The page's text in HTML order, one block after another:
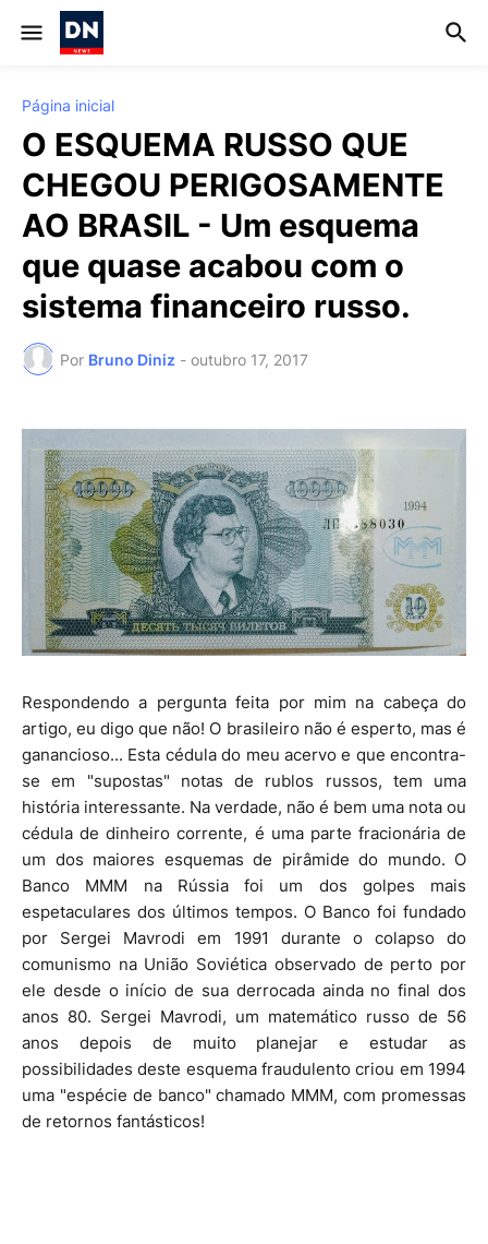
Página inicial
O ESQUEMA RUSSO QUE
CHEGOU PERIGOSAMENTE
AO BRASIL - Um esquema
que quase acabou com o
sistema financeiro russo.
Por Bruno Diniz - outubro 17, 2017
Respondendo a pergunta feita por mim na cabeça do
artigo, eu digo que não! O brasileiro não é esperto, mas é
ganancioso... Esta cédula do meu acervo e que encontra-
se em "supostas" notas de rublos russos, tem uma
história interessante. Na verdade, não é bem uma nota ou
cédula de dinheiro corrente, é uma parte fracionária de
um dos maiores esquemas de pirâmide do mundo. O
Banco MMM na Rússia foi um dos golpes mais
espetaculares dos últimos tempos. O Banco foi fundado
por Sergei Mavrodi em 1991 durante o colapso do
comunismo na União Soviética observado de perto por
ele desde o início de sua derrocada ainda no final dos
anos 80. Sergei Mavrodi, um matemático russo de 56
anos depois de muito planejar e estudar as
possibilidades deste esquema fraudulento criou em 1994
uma "espécie de banco" chamado MMM, com promessas
de retornos fantásticos!